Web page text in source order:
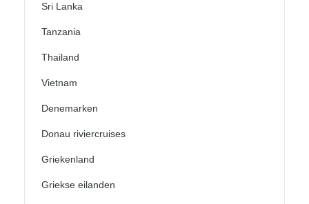
Sri Lanka
Tanzania
Thailand
Vietnam
Denemarken
Donau riviercruises
Griekenland
Griekse eilanden